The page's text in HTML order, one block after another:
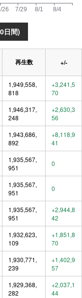
日間)
再生数 +/-
1,949,558,
818
+3,241,5
70
1,946,317,
248
+2,630,3
56
1,943,686,
892
+8,118,9
41
1,935,567,
951
0
1,935,567,
951
0
1,935,567,
951
+2,944,8
42
1,932,623,
109
+1,851,8
70
1,930,771,
239
+1,402,9
57
1,929,368,
282
+2,037,1
44